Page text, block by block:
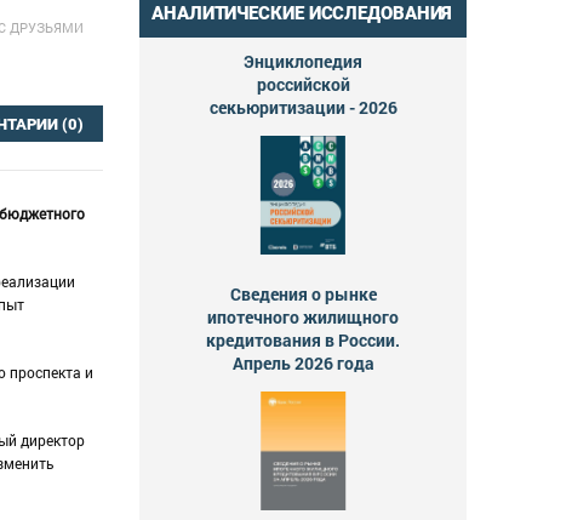
ДРУЗЬЯМИ
(0)
проспекта и
директор
АНАЛИТИЧЕСКИЕ ИССЛЕДОВАНИЯ
Энциклопедия
российской
секьюритизации - 2026
Сведения о рынке
ипотечного жилищного
кредитования в России.
Апрель 2026 года